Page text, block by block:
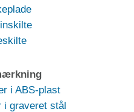
i ABS-plast
graveret stål